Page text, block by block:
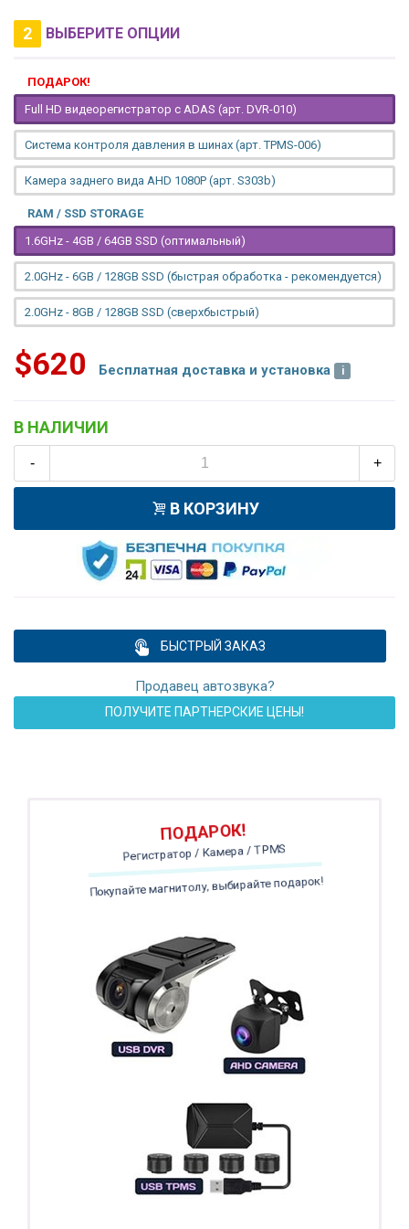
2 ВЫБЕРИТЕ ОПЦИИ
ПОДАРОК!
Full HD видеорегистратор с ADAS (арт. DVR-010)
Система контроля давления в шинах (арт. TPMS-006)
Камера заднего вида AHD 1080P (арт. S303b)
RAM / SSD STORAGE
1.6GHz - 4GB / 64GB SSD (оптимальный)
2.0GHz - 6GB / 128GB SSD (быстрая обработка - рекомендуется)
2.0GHz - 8GB / 128GB SSD (сверхбыстрый)
$620 Бесплатная доставка и установка
В НАЛИЧИИ
- +
В КОРЗИНУ
БЫСТРЫЙ ЗАКАЗ
Продавец автозвука?
ПОЛУЧИТЕ ПАРТНЕРСКИЕ ЦЕНЫ!
ПОДАРОК!
Регистратор / Камера / TPMS
Покупайте магнитолу, выбирайте подарок!